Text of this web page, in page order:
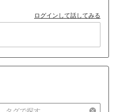
ログインして話してみる